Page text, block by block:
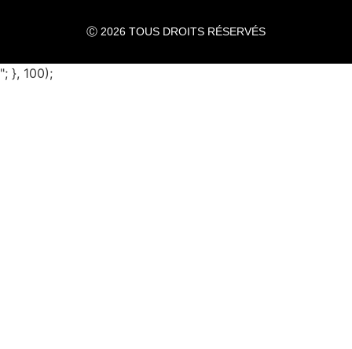
Ⓒ 2026 TOUS DROITS RÉSERVÉS
"; }, 100);